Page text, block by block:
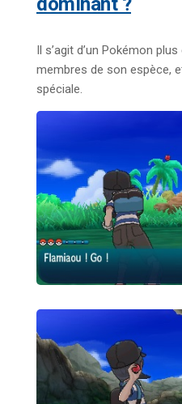
Il s’agit d’un Pokémon
membres de son espèce,
spéciale.